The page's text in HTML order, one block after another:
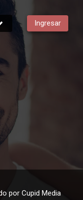
Ingresar
por Cupid Media